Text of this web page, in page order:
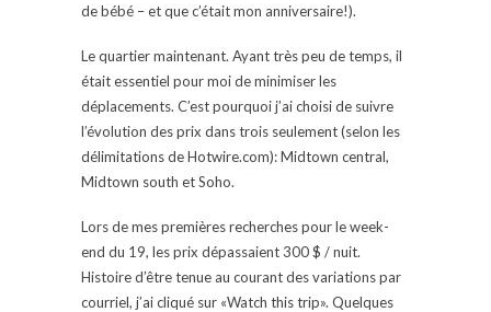
de bébé – et que c’était mon anniversaire!).
Le quartier maintenant. Ayant très peu de temps, il
était essentiel pour moi de minimiser les
déplacements. C’est pourquoi j’ai choisi de suivre
l’évolution des prix dans trois seulement (selon les
délimitations de Hotwire.com): Midtown central,
Midtown south et Soho.
Lors de mes premières recherches pour le week-
end du 19, les prix dépassaient 300 $ / nuit.
Histoire d’être tenue au courant des variations par
courriel, j’ai cliqué sur «Watch this trip». Quelques